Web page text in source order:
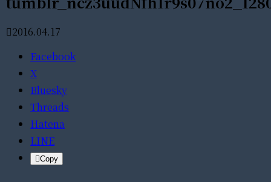
2016.04.17
Facebook
X
Bluesky
Threads
Hatena
LINE
Copy